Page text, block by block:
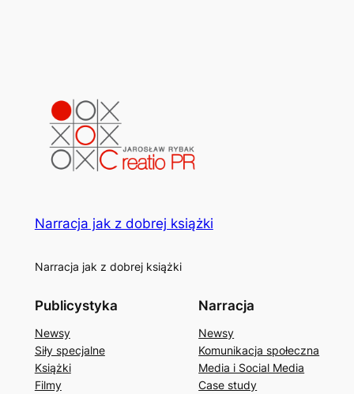
Narracja jak z dobrej książki
Narracja jak z dobrej książki
Publicystyka
Newsy
Siły specjalne
Książki
Filmy
Narracja
Newsy
Komunikacja społeczna
Media i Social Media
Case study